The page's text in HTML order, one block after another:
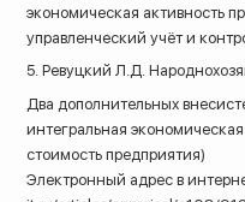
экономическая активность
управленческий учёт и
5. Ревуцкий Л.Д.
Два дополнительных
интегральная
стоимость предприятия)
Электронный адрес в